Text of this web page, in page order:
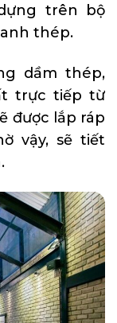
trên bộ
thép.
dầm thép,
trực tiếp từ
được lắp ráp
vậy, sẽ tiết